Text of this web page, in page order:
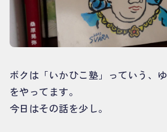
ボクは「いかひこ塾」っていう、
をやってます。
今日はその話を少し。